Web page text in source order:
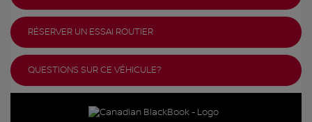
RÉSERVER UN ESSAI ROUTIER
QUESTIONS SUR CE VÉHICULE?